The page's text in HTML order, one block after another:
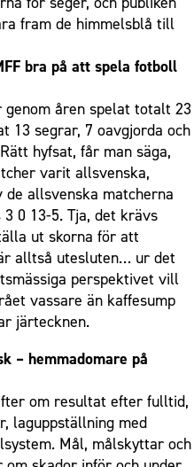
fram de himmelsblå till
bra på att spela fotboll
genom åren spelat totalt 23
13 segrar, 7 oavgjorda och
hyfsat, får man säga,
varit allsvenska,
de allsvenska matcherna
0 13-5. Tja, det krävs
ut skorna för att
alltså utesluten… ur det
perspektivet vill
vassare än kaffesump
järtecknen.
– hemmadomare på
om resultat efter fulltid,
laguppställning med
Mål, målskyttar och